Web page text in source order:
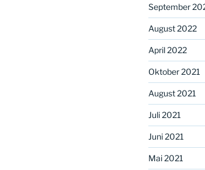
September
August 2022
April 2022
Oktober 2021
August 2021
Juli 2021
Juni 2021
Mai 2021